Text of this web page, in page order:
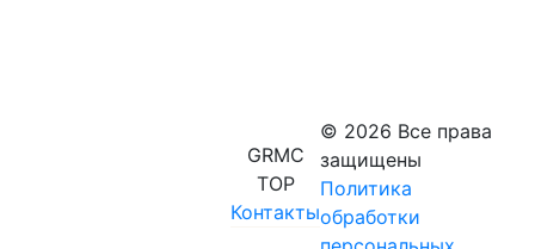
GRMC
TOP
Контакты
© 2026 Все права
защищены
Политика
обработки